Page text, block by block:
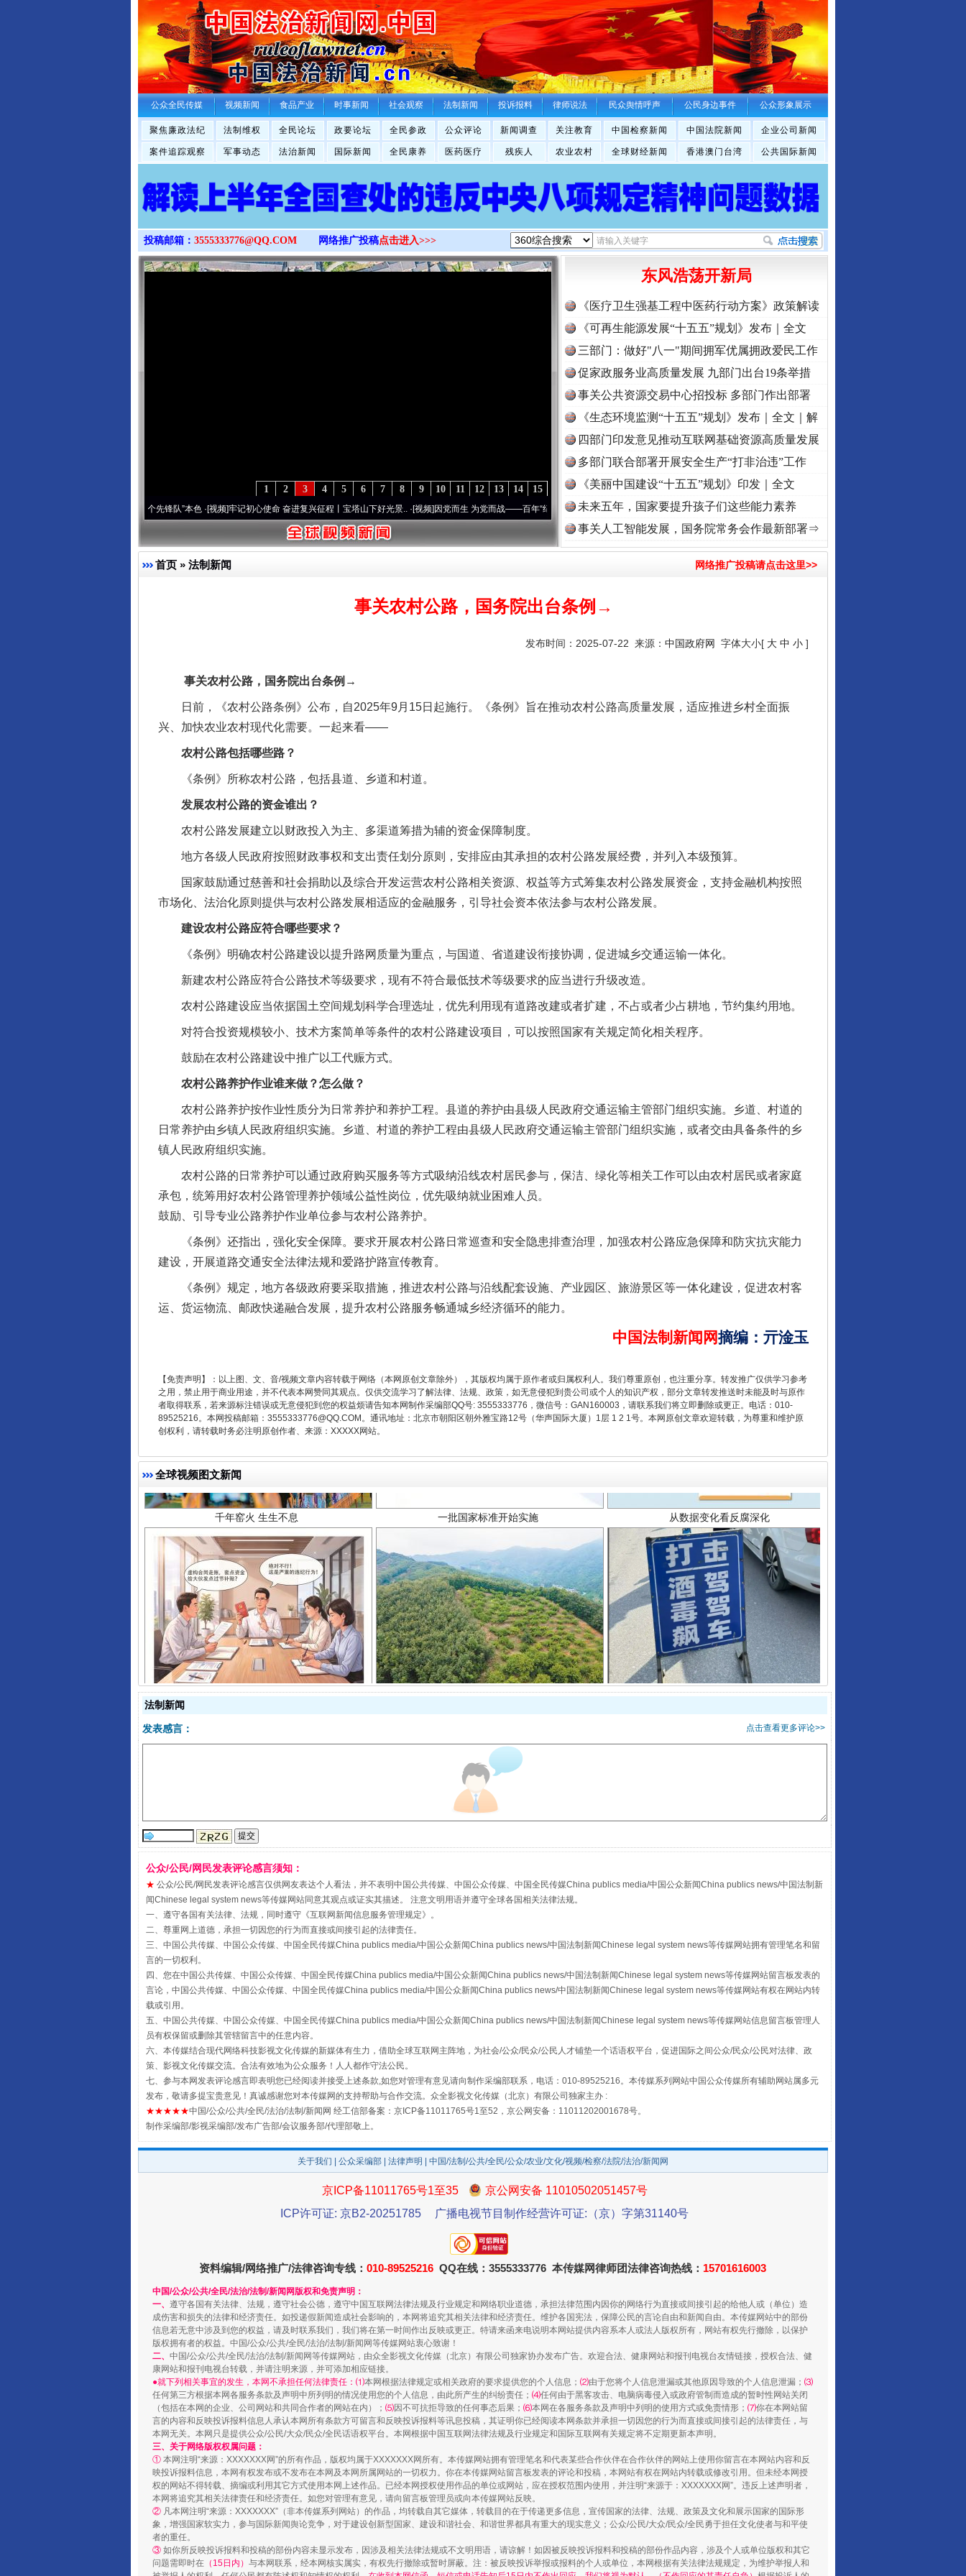
>
公众全民传媒 视频新闻 食品产业 时事新闻 社会观察 法制新闻 投诉报料 律师说法 民众舆情呼声 公民身边事件 公众形象展示
聚焦廉政法纪 法制维权 全民论坛 政要论坛 全民参政 公众评论 新闻调查 关注教育 中国检察新闻 中国法院新闻 企业公司新闻
案件追踪观察 军事动态 法治新闻 国际新闻 全民康养 医药医疗 残疾人 农业农村 全球财经新闻 香港澳门台湾 公共国际新闻
投稿邮箱： 3555333776@QQ.COM 网络推广投稿点击进入>>>
15
14
13
12
11
10
9
8
7
6
5
4
3
2
1
永葆“两个先锋队”本色·[视频]牢记初心使命 奋进复兴征程丨宝塔山下好光景..·[视频]因党而生 为党而战——百年“纪”事⑧加强纪律..·[视频]牢记初心使命 奋进复兴征程丨“转折之城”激荡.. ·[视频]
东风浩荡开新局
《医疗卫生强基工程中医药行动方案》政策解读
《可再生能源发展“十五五”规划》发布｜全文
三部门：做好"八一"期间拥军优属拥政爱民工作
促家政服务业高质量发展 九部门出台19条举措
事关公共资源交易中心招投标 多部门作出部署
《生态环境监测“十五五”规划》发布｜全文｜解
读
四部门印发意见推动互联网基础资源高质量发展
多部门联合部署开展安全生产“打非治违”工作
《美丽中国建设“十五五”规划》印发｜全文
未来五年，国家要提升孩子们这些能力素养
事关人工智能发展，国务院常务会作最新部署⇒
首页 » 法制新闻 网络推广投稿请点击这里>>
事关农村公路，国务院出台条例→
发布时间：2025-07-22 来源： 中国政府网 字体大小[ 大 中 小 ]
事关农村公路，国务院出台条例→
日前，《农村公路条例》公布，自2025年9月15日起施行。《条例》旨在推动农村公路高质量发展，适应推进乡村全面振
兴、加快农业农村现代化需要。一起来看——
农村公路包括哪些路？
《条例》所称农村公路，包括县道、乡道和村道。
发展农村公路的资金谁出？
农村公路发展建立以财政投入为主、多渠道筹措为辅的资金保障制度。
地方各级人民政府按照财政事权和支出责任划分原则，安排应由其承担的农村公路发展经费，并列入本级预算。
国家鼓励通过慈善和社会捐助以及综合开发运营农村公路相关资源、权益等方式筹集农村公路发展资金，支持金融机构按照
市场化、法治化原则提供与农村公路发展相适应的金融服务，引导社会资本依法参与农村公路发展。
建设农村公路应符合哪些要求？
《条例》明确农村公路建设以提升路网质量为重点，与国道、省道建设衔接协调，促进城乡交通运输一体化。
新建农村公路应符合公路技术等级要求，现有不符合最低技术等级要求的应当进行升级改造。
农村公路建设应当依据国土空间规划科学合理选址，优先利用现有道路改建或者扩建，不占或者少占耕地，节约集约用地。
对符合投资规模较小、技术方案简单等条件的农村公路建设项目，可以按照国家有关规定简化相关程序。
鼓励在农村公路建设中推广以工代赈方式。
农村公路养护作业谁来做？怎么做？
农村公路养护按作业性质分为日常养护和养护工程。县道的养护由县级人民政府交通运输主管部门组织实施。乡道、村道的
日常养护由乡镇人民政府组织实施。乡道、村道的养护工程由县级人民政府交通运输主管部门组织实施，或者交由具备条件的乡
镇人民政府组织实施。
农村公路的日常养护可以通过政府购买服务等方式吸纳沿线农村居民参与，保洁、绿化等相关工作可以由农村居民或者家庭
承包，统筹用好农村公路管理养护领域公益性岗位，优先吸纳就业困难人员。
鼓励、引导专业公路养护作业单位参与农村公路养护。
《条例》还指出，强化安全保障。要求开展农村公路日常巡查和安全隐患排查治理，加强农村公路应急保障和防灾抗灾能力
建设，开展道路交通安全法律法规和爱路护路宣传教育。
《条例》规定，地方各级政府要采取措施，推进农村公路与沿线配套设施、产业园区、旅游景区等一体化建设，促进农村客
运、货运物流、邮政快递融合发展，提升农村公路服务畅通城乡经济循环的能力。
中国法制新闻网摘编 ： 亓淦玉
【免责声明】：以上图、文、音/视频文章内容转载于网络（本网原创文章除外），其版权均属于原作者或归属权利人。我们尊重原创，也注重分享。转发推广仅供学习参考
之用，禁止用于商业用途，并不代表本网赞同其观点。仅供交流学习了解法律、法规、政策，如无意侵犯到贵公司或个人的知识产权，部分文章转发推送时未能及时与原作
者取得联系，若来源标注错误或无意侵犯到您的权益烦请告知本网制作采编部QQ号: 3555333776，微信号：GAN160003，请联系我们将立即删除或更正。电话：010-
89525216。本网投稿邮箱：3555333776@QQ.COM。通讯地址：北京市朝阳区朝外雅宝路12号（华声国际大厦）1层 1 2 1号。本网原创文章欢迎转载，为尊重和维护原
创权利，请转载时务必注明原创作者、来源：XXXXX网站。
全球视频图文新闻
完善运行机制助力责任有效落实
东山县通报“牛蛙产品抗生素超标问题” 法徽映军营 权益有保障 让核能赋能千行百业
揭开“小金库”的免责幌子 以产业富民促振兴 酒驾未被当场查获能处罚吗
受贿1.44亿！段成刚被判无期 从幼儿园到大学，有这些资助 “后车司机肯定在骂我”
全民健身五年计划来了！等你上场
国家大学科技园优化重塑工作 镜头丨大暑三秋近 山西：不断增强治理腐败综合效能
法制新闻
点击查看更多评论>>
发表感言：
公众/公民/网民发表评论感言须知：
★ 公众/公民/网民发表评论感言仅供网友表达个人看法，并不表明中国公共传媒、中国公众传媒、中国全民传媒China publics media/中国公众新闻China publics news/中国法制新
闻Chinese legal system news等传媒网站同意其观点或证实其描述。 注意文明用语并遵守全球各国相关法律法规。
一、遵守各国有关法律、法规，同时遵守《互联网新闻信息服务管理规定》。
二、尊重网上道德，承担一切因您的行为而直接或间接引起的法律责任。
三、中国公共传媒、中国公众传媒、中国全民传媒China publics media/中国公众新闻China publics news/中国法制新闻Chinese legal system news等传媒网站拥有管理笔名和留
言的一切权利。
四、您在中国公共传媒、中国公众传媒、中国全民传媒China publics media/中国公众新闻China publics news/中国法制新闻Chinese legal system news等传媒网站留言板发表的
言论，中国公共传媒、中国公众传媒、中国全民传媒China publics media/中国公众新闻China publics news/中国法制新闻Chinese legal system news等传媒网站有权在网站内转
载或引用。
五、中国公共传媒、中国公众传媒、中国全民传媒China publics media/中国公众新闻China publics news/中国法制新闻Chinese legal system news等传媒网站信息留言板管理人
员有权保留或删除其管辖留言中的任意内容。
六、本传媒结合现代网络科技影视文化传媒的新媒体有生力，借助全球互联网主阵地，为社会/公众/民众/公民人才铺垫一个话语权平台，促进国际之间公众/民众/公民对法律、政
策、影视文化传媒交流。合法有效地为公众服务！人人都作守法公民。
七、参与本网发表评论感言即表明您已经阅读并接受上述条款,如您对管理有意见请向制作采编部联系，电话：010-89525216。本传媒系列网站中国公众传媒所有辅助网站属多元
发布，敬请多提宝贵意见！真诚感谢您对本传媒网的支持帮助与合作交流。众全影视文化传媒（北京）有限公司独家主办 :
★★★★★中国/公众/公共/全民/法治/法制/新闻网 经工信部备案：京ICP备11011765号1至52，京公网安备：11011202001678号。
制作采编部/影视采编部/发布广告部/会议服务部/代理部敬上。
关于我们 公众采编部 法律声明 | 中国/法制/公共/全民/公众/农业/文化/视频/检察/法院/法治/新闻网
京ICP备11011765号1至35
京公网安备 11010502051457号
ICP许可证: 京B2-20251785
广播电视节目制作经营许可证:（京）字第31140号
资料编辑/网络推广/法律咨询专线： 010-89525216 QQ在线：3555333776 本传媒网律师团法律咨询热线： 15701616003
中国/公众/公共/全民/法治/法制/新闻网版权和免责声明：
一、 遵守各国有关法律、法规，遵守社会公德，遵守中国互联网法律法规及行业规定和网络职业道德，承担法律范围内因你的网络行为直接或间接引起的给他人或（单位）造
成伤害和损失的法律和经济责任。如投递假新闻造成社会影响的，本网将追究其相关法律和经济责任。维护各国宪法，保障公民的言论自由和新闻自由。本传媒网站中的部份
信息若无意中涉及到您的权益，请及时联系我们，我们将在第一时间作出反映或更正。特请来函来电说明本网站提供内容系本人或法人版权所有，网站有权先行撤除，以保护
版权拥有者的权益。中国/公众/公共/全民/法治/法制/新闻网等传媒网站衷心致谢！
二、 中国/公众/公共/全民/法治/法制/新闻网等传媒网站，由众全影视文化传媒（北京）有限公司独家协办发布广告。欢迎合法、健康网站和报刊电视台友情链接，授权合法、健
康网站和报刊电视台转载，并请注明来源，并可添加相应链接。
●就下列相关事宜的发生，本网不承担任何法律责任：⑴本网根据法律规定或相关政府的要求提供您的个人信息； ⑵由于您将个人信息泄漏或其他原因导致的个人信息泄漏； ⑶
任何第三方根据本网各服务条款及声明中所列明的情况使用您的个人信息，由此所产生的纠纷责任； ⑷任何由于黑客攻击、电脑病毒侵入或政府管制而造成的暂时性网站关闭
（包括在本网的企业、公司网站和共同合作者的网站在内）； ⑸因不可抗拒导致的任何事态后果； ⑹本网在各服务条款及声明中列明的使用方式或免责情形； ⑺你在本网站留
言的内容和反映投诉报料信息人承认本网所有条款方可留言和反映投诉报料等讯息投稿，其证明你已经阅读本网条款并承担一切因您的行为而直接或间接引起的法律责任，与
本网无关。本网只是提供公众/公民/大众/民众/全民话语权平台。本网根据中国互联网法律法规及行业规定和国际互联网有关规定将不定期更新本声明。
三、关于网络版权权属问题：
① 本网注明“来源：XXXXXXX网”的所有作品，版权均属于XXXXXXX网所有。本传媒网站拥有管理笔名和代表某些合作伙伴在合作伙伴的网站上使用你留言在本网站内容和反
映投诉报料信息，本网有权发布或不发布在本网及本网所属网站的一切权力。你在本传媒网站留言板发表的评论和投稿，本网站有权在网站内转载或修改引用。但未经本网授
权的网站不得转载、摘编或利用其它方式使用本网上述作品。已经本网授权使用作品的单位或网站，应在授权范围内使用，并注明“来源于：XXXXXXX网”。违反上述声明者，
本网将追究其相关法律责任和经济责任。如您对管理有意见，请向留言板管理员或向本传媒网站反映。
② 凡本网注明“来源：XXXXXXX”（非本传媒系列网站）的作品，均转载自其它媒体，转载目的在于传递更多信息，宣传国家的法律、法规、政策及文化和展示国家的国际形
象，增强国家软实力，参与国际新闻舆论竞争，对于建设创新型国家、建设和谐社会、和谐世界都具有重大的现实意义；公众/公民/大众/民众/全民勇于担任文化使者与和平使
者的重任。
③ 如你所反映投诉报料和投稿的部份内容未显示发布，因涉及相关法律法规或不文明用语，请谅解！如因被反映投诉报料和投稿的部份作品内容，涉及个人或单位版权和其它
问题需即时在 （15日内） 与本网联系，经本网核实属实，有权先行撤除或暂时屏蔽。注：被反映投诉举报或报料的个人或单位，本网根据有关法律法规规定，为维护举报人和